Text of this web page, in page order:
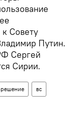
Совету
Путин.
Сергей
Сирии.
вс